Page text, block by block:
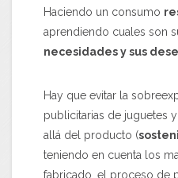
Haciendo un consumo
aprendiendo cuales son
necesidades y sus
Hay que evitar la
publicitarias de juguetes
allá del producto (
teniendo en cuenta los
fabricado, el proceso de